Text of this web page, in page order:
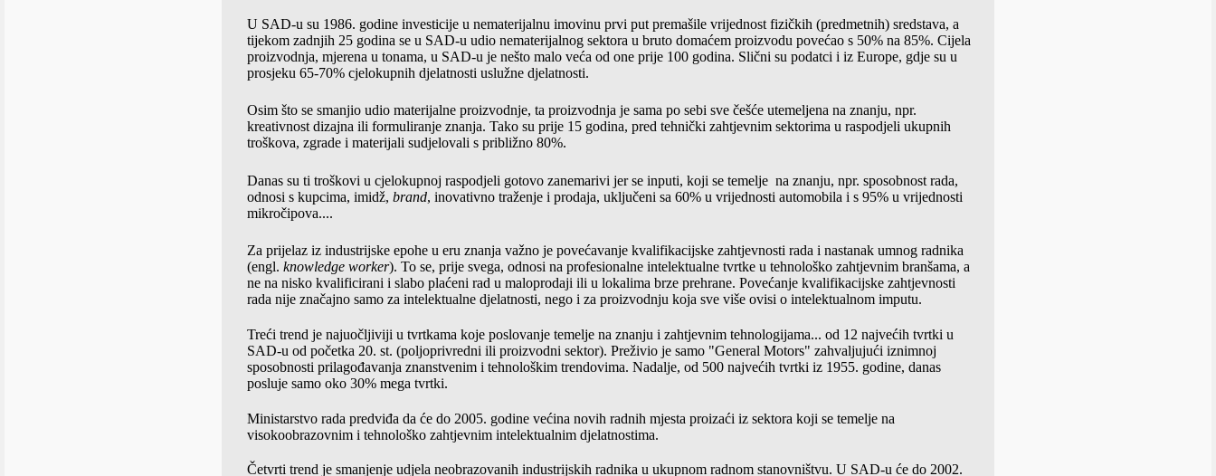
U SAD-u su 1986. godine investicije u nematerijalnu imovinu prvi put premašile vrijednost fizičkih (predmetnih) sredstava, a
tijekom zadnjih 25 godina se u SAD-u udio nematerijalnog sektora u bruto domaćem proizvodu povećao s 50% na 85%. Cijela
proizvodnja, mjerena u tonama, u SAD-u je nešto malo veća od one prije 100 godina. Slični su podatci i iz Europe, gdje su u
prosjeku 65-70% cjelokupnih djelatnosti uslužne djelatnosti.
Osim što se smanjio udio materijalne proizvodnje, ta proizvodnja je sama po sebi sve češće utemeljena na znanju, npr.
kreativnost dizajna ili formuliranje znanja. Tako su prije 15 godina, pred tehnički zahtjevnim sektorima u raspodjeli ukupnih
troškova, zgrade i materijali sudjelovali s približno 80%.
Danas su ti troškovi u cjelokupnoj raspodjeli gotovo zanemarivi jer se inputi, koji se temelje na znanju, npr. sposobnost rada,
odnosi s kupcima, imidž, brand, inovativno traženje i prodaja, uključeni sa 60% u vrijednosti automobila i s 95% u vrijednosti
mikročipova....
Za prijelaz iz industrijske epohe u eru znanja važno je povećavanje kvalifikacijske zahtjevnosti rada i nastanak umnog radnika
(engl. knowledge worker). To se, prije svega, odnosi na profesionalne intelektualne tvrtke u tehnološko zahtjevnim branšama, a
ne na nisko kvalificirani i slabo plaćeni rad u maloprodaji ili u lokalima brze prehrane. Povećanje kvalifikacijske zahtjevnosti
rada nije značajno samo za intelektualne djelatnosti, nego i za proizvodnju koja sve više ovisi o intelektualnom imputu.
Treći trend je najuočljiviji u tvrtkama koje poslovanje temelje na znanju i zahtjevnim tehnologijama... od 12 najvećih tvrtki u
SAD-u od početka 20. st. (poljoprivredni ili proizvodni sektor). Preživio je samo "General Motors" zahvaljujući iznimnoj
sposobnosti prilagođavanja znanstvenim i tehnološkim trendovima. Nadalje, od 500 najvećih tvrtki iz 1955. godine, danas
posluje samo oko 30% mega tvrtki.
Ministarstvo rada predviđa da će do 2005. godine većina novih radnih mjesta proizaći iz sektora koji se temelje na
visokoobrazovnim i tehnološko zahtjevnim intelektualnim djelatnostima.
Četvrti trend je smanjenje udjela neobrazovanih industrijskih radnika u ukupnom radnom stanovništvu. U SAD-u će do 2002.